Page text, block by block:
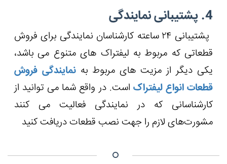
4. پشتیبانی نمایندگی
پشتیبانی ۲۴ ساعته کارشناسان نمایندگی برای فروش
قطعاتی که مربوط به لیفتراک های متنوع می باشد،
یکی دیگر از مزیت های مربوط به نمایندگی فروش
قطعات انواع لیفتراک است. در واقع شما می توانید از
کارشناسانی که در نمایندگی فعالیت می ‌کنند
مشورت‌های لازم را جهت نصب قطعات دریافت کنید